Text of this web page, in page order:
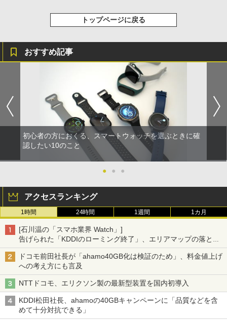
トップページに戻る
おすすめ記事
初心者の方におくる、スマートウォッチを選ぶときに確
認したい10のこと
● ● ●
アクセスランキング
1時間 24時間 1週間 1カ月
[石川温の「スマホ業界 Watch」]
告げられた「KDDIのローミング終了」、エリアマップの落とし
穴と楽天モバイルの課題
ドコモ前田社長が「ahamo40GB化は検証のため」、料金値上げ
への考え方にも言及
NTTドコモ、エリクソン製の最新型装置を国内初導入
KDDI松田社長、ahamoの40GBキャンペーンに「品質などを含
めて十分対抗できる」